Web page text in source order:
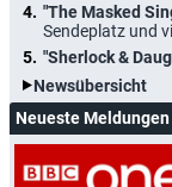
"The Masked
Sendeplatz und
"Sherlock &
Newsübersicht
Neueste Meldungen